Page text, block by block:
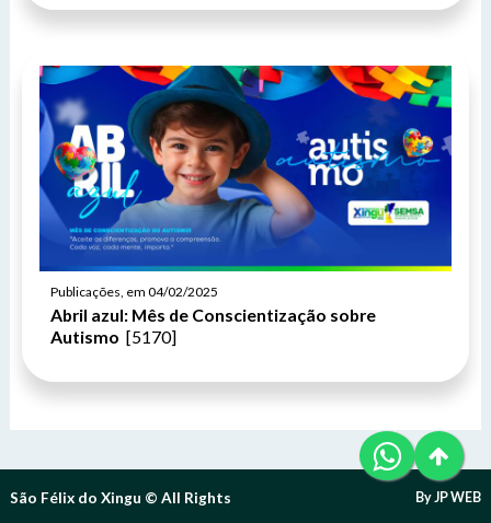
Publicações, em 04/02/2025
Abril azul: Mês de Conscientização sobre
Autismo [5170]
São Félix do Xingu © All Rights By JP WEB